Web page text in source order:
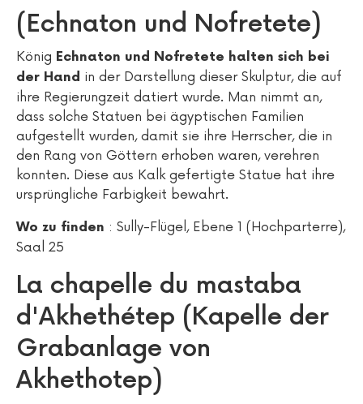
(Echnaton und Nofretete)
König Echnaton und Nofretete halten sich bei
der Hand in der Darstellung dieser Skulptur, die auf
ihre Regierungzeit datiert wurde. Man nimmt an,
dass solche Statuen bei ägyptischen Familien
aufgestellt wurden, damit sie ihre Herrscher, die in
den Rang von Göttern erhoben waren, verehren
konnten. Diese aus Kalk gefertigte Statue hat ihre
ursprüngliche Farbigkeit bewahrt.
Wo zu finden : Sully-Flügel, Ebene 1 (Hochparterre),
Saal 25
La chapelle du mastaba
d'Akhethétep (Kapelle der
Grabanlage von
Akhethotep)